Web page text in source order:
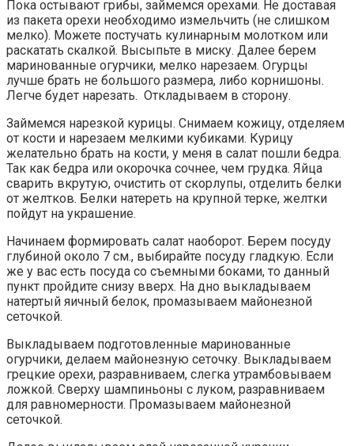
Пока остывают грибы, займемся орехами. Не доставая
из пакета орехи необходимо измельчить (не слишком
мелко). Можете постучать кулинарным молотком или
раскатать скалкой. Высыпьте в миску. Далее берем
маринованные огурчики, мелко нарезаем. Огурцы
лучше брать не большого размера, либо корнишоны.
Легче будет нарезать. Откладываем в сторону.
Займемся нарезкой курицы. Снимаем кожицу, отделяем
от кости и нарезаем мелкими кубиками. Курицу
желательно брать на кости, у меня в салат пошли бедра.
Так как бедра или окорочка сочнее, чем грудка. Яйца
сварить вкрутую, очистить от скорлупы, отделить белки
от желтков. Белки натереть на крупной терке, желтки
пойдут на украшение.
Начинаем формировать салат наоборот. Берем посуду
глубиной около 7 см., выбирайте посуду гладкую. Если
же у вас есть посуда со съемными боками, то данный
пункт пройдите снизу вверх. На дно выкладываем
натертый яичный белок, промазываем майонезной
сеточкой.
Выкладываем подготовленные маринованные
огурчики, делаем майонезную сеточку. Выкладываем
грецкие орехи, разравниваем, слегка утрамбовываем
ложкой. Сверху шампиньоны с луком, разравниваем
для равномерности. Промазываем майонезной
сеточкой.